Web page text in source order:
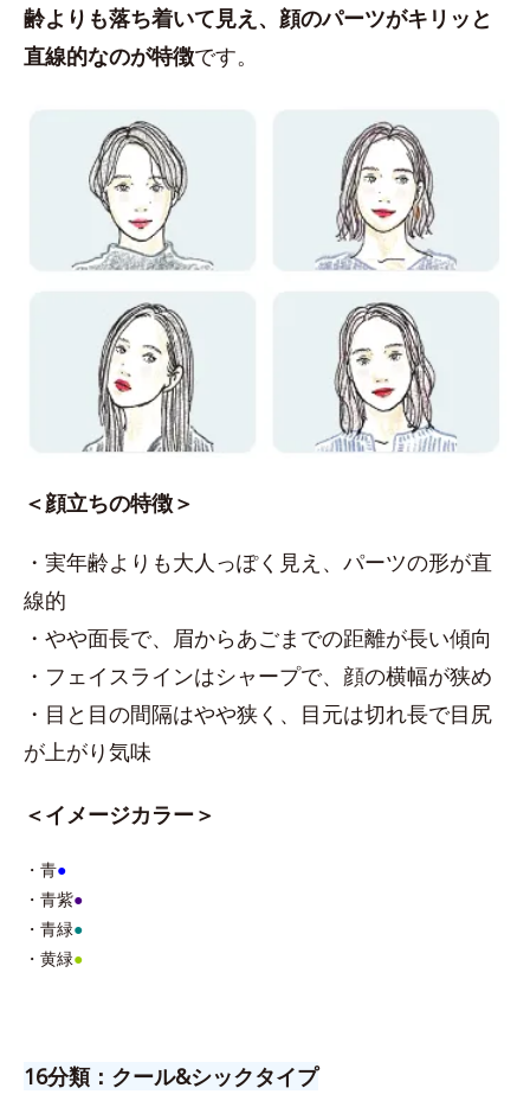
齢よりも落ち着いて見え、顔のパーツがキリッと
直線的なのが特徴です。
＜顔立ちの特徴＞
・実年齢よりも大人っぽく見え、パーツの形が直
線的
・やや面長で、眉からあごまでの距離が長い傾向
・フェイスラインはシャープで、顔の横幅が狭め
・目と目の間隔はやや狭く、目元は切れ長で目尻
が上がり気味
＜イメージカラー＞
・青●
・青紫●
・青緑●
・黄緑●
16分類：クール&シックタイプ